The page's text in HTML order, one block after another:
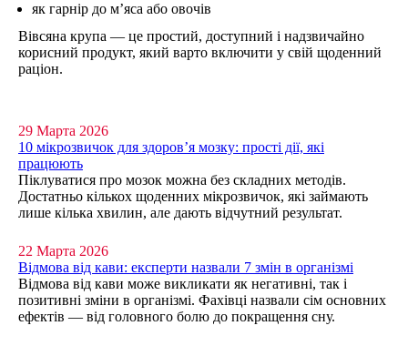
як гарнір до м’яса або овочів
Вівсяна крупа — це простий, доступний і надзвичайно
корисний продукт, який варто включити у свій щоденний
раціон.
29 Марта 2026
10 мікрозвичок для здоров’я мозку: прості дії, які
працюють
Піклуватися про мозок можна без складних методів.
Достатньо кількох щоденних мікрозвичок, які займають
лише кілька хвилин, але дають відчутний результат.
22 Марта 2026
Відмова від кави: експерти назвали 7 змін в організмі
Відмова від кави може викликати як негативні, так і
позитивні зміни в організмі. Фахівці назвали сім основних
ефектів — від головного болю до покращення сну.